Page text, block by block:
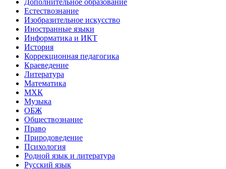
Естествознание
Изобразительное искусство
Иностранные языки
Информатика и ИКТ
История
Коррекционная педагогика
Краеведение
Литература
Математика
МХК
Музыка
ОБЖ
Обществознание
Право
Природоведение
Психология
Родной язык и литература
Русский язык